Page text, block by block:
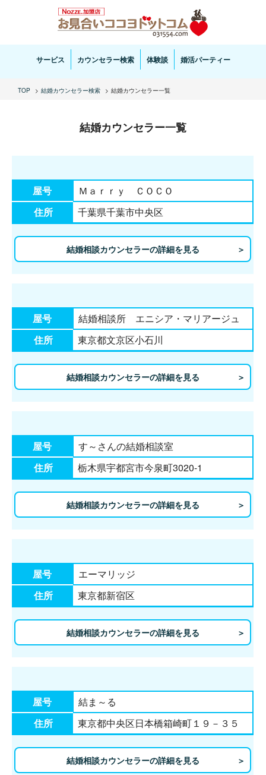
お見合い・結婚相談ならお見合いココヨドットコムへ。専任の結婚カウンセラーがサポートいた
します。
サービス カウンセラー検索 体験談 婚活パーティー
TOP 結婚カウンセラー検索 結婚カウンセラー一覧
結婚カウンセラー一覧
屋号
Ｍａｒｒｙ ＣＯＣＯ
住所
千葉県千葉市中央区
結婚相談カウンセラーの詳細を見る
屋号
結婚相談所 エニシア・マリアージュ
住所
東京都文京区小石川
結婚相談カウンセラーの詳細を見る
屋号
す～さんの結婚相談室
住所
栃木県宇都宮市今泉町3020-1
結婚相談カウンセラーの詳細を見る
屋号
エーマリッジ
住所
東京都新宿区
結婚相談カウンセラーの詳細を見る
屋号
結ま～る
住所
東京都中央区日本橋箱崎町１９－３５
結婚相談カウンセラーの詳細を見る